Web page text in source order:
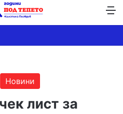
Новини
лист за